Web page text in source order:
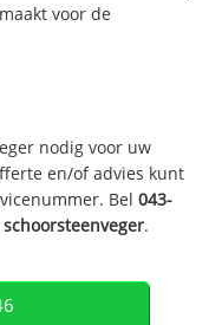
voor de
nodig voor uw
en/of advies kunt
Bel043-
.